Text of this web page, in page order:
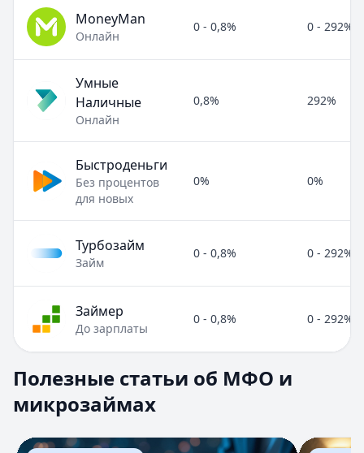
MoneyMan
Онлайн
0 - 0,8% 0 - 292%
Умные
Наличные
Онлайн
0,8% 292%
Быстроденьги
Без процентов
для новых
0% 0%
Турбозайм
Займ
0 - 0,8% 0 - 292%
Займер
До зарплаты
0 - 0,8% 0 - 292%
Раздел:МФО и микрозаймы. Всего статей: 8.
Займ под расписку
Нужны деньги срочно? Рассмотрите займ под
Опубликовано:17 ноября 2025 г.
Полезные статьи об МФО и
микрозаймах
Перейти к статье:Займ под расписку Перейти